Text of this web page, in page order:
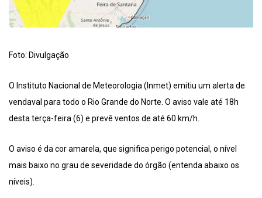
Foto: Divulgação
O Instituto Nacional de Meteorologia (Inmet) emitiu um alerta de
vendaval para todo o Rio Grande do Norte. O aviso vale até 18h
desta terça-feira (6) e prevê ventos de até 60 km/h.
O aviso é da cor amarela, que significa perigo potencial, o nível
mais baixo no grau de severidade do órgão (entenda abaixo os
níveis).